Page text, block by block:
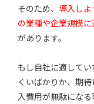
そのため、 導入し
の業種や企業規模
があります。
もし自社に適して
くいばかりか、期
入費用が無駄になる